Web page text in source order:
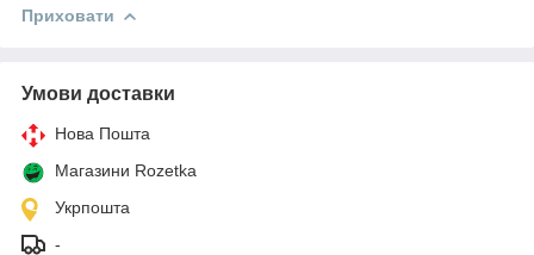
Приховати
Умови доставки
Нова Пошта
Магазини Rozetka
Укрпошта
-